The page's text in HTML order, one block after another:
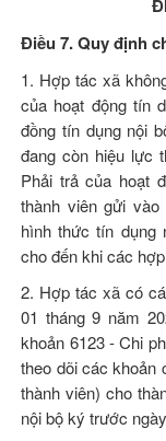
Điều 7. Quy định
1. Hợp tác xã
của hoạt động tín
đồng tín dụng nội
đang còn hiệu lực
Phải trả của hoạt
thành viên gửi
hình thức tín dụng
cho đến khi các
2. Hợp tác xã có
01 tháng 9 năm
khoản 6123 - Chi
theo dõi các khoản
thành viên) cho
nội bộ ký trước